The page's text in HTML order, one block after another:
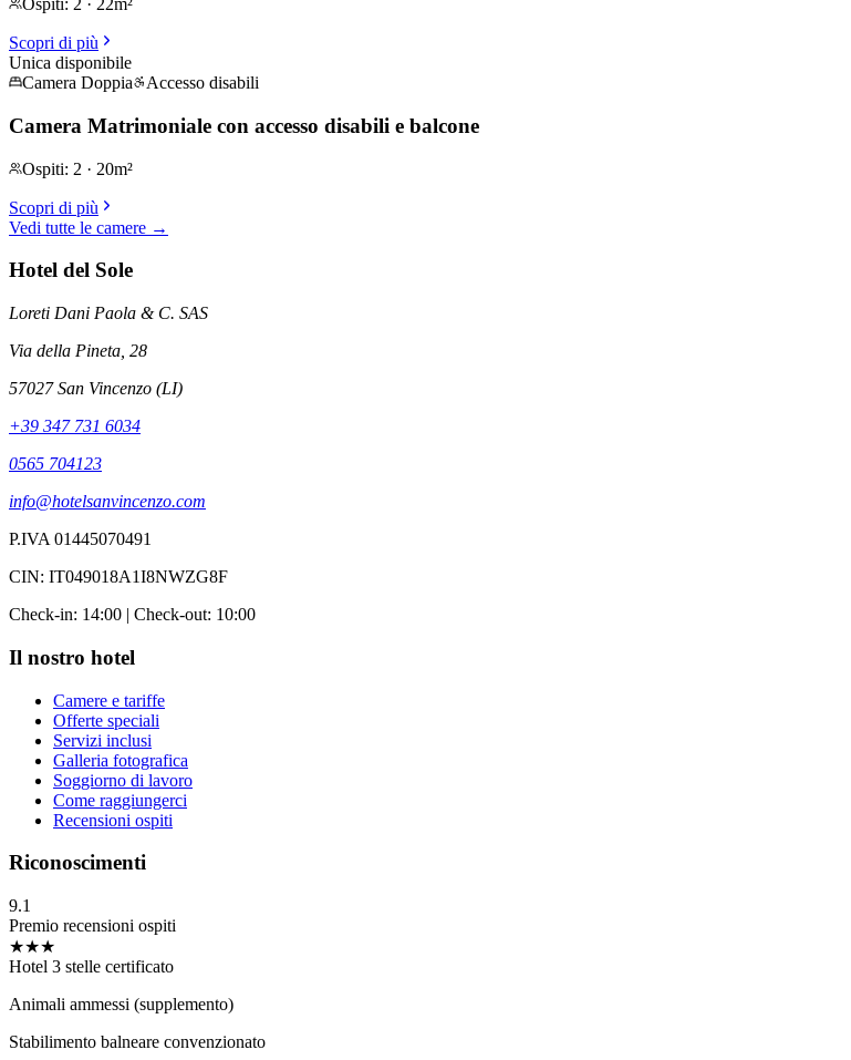
Ospiti: 2 · 22m²
Scopri di più
Unica disponibile
Camera Doppia
Accesso disabili
Camera Matrimoniale con accesso disabili e balcone
Ospiti: 2 · 20m²
Scopri di più
Vedi tutte le camere →
Hotel del Sole
Loreti Dani Paola & C. SAS
Via della Pineta, 28
57027 San Vincenzo (LI)
+39 347 731 6034
0565 704123
info@hotelsanvincenzo.com
P.IVA 01445070491
CIN: IT049018A1I8NWZG8F
Check-in: 14:00 | Check-out: 10:00
Il nostro hotel
Camere e tariffe
Offerte speciali
Servizi inclusi
Galleria fotografica
Soggiorno di lavoro
Come raggiungerci
Recensioni ospiti
Riconoscimenti
9.1
Premio recensioni ospiti
★★★
Hotel 3 stelle certificato
Animali ammessi (supplemento)
Stabilimento balneare convenzionato